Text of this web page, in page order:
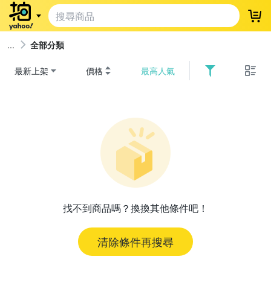
登
全部分類
最新上架 價格 最高人氣
找不到商品嗎？換換其他條件吧！
清除條件再搜尋